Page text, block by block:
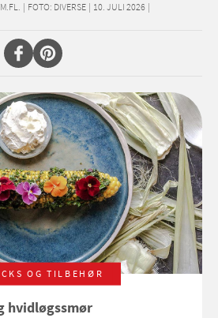
| FOTO: DIVERSE | 10. JULI 2026 |
OG TILBEHØR
hvidløgssmør